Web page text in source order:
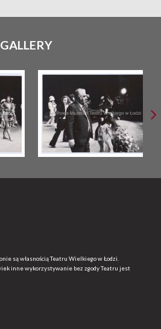
GALLERY
są własnością Teatru Wielkiego w Łodzi.
inne wykorzystywanie bez zgody Teatru jest